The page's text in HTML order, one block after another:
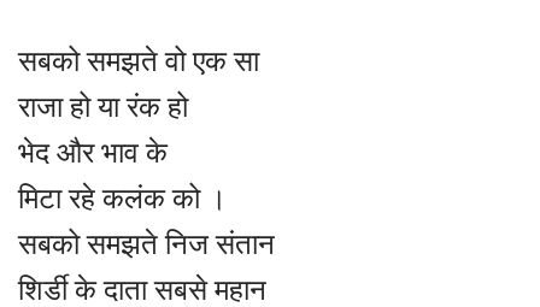
सबको समझते वो एक सा
राजा हो या रंक हो
भेद और भाव के
मिटा रहे कलंक को ।
सबको समझते निज संतान
शिर्डी के दाता सबसे महान